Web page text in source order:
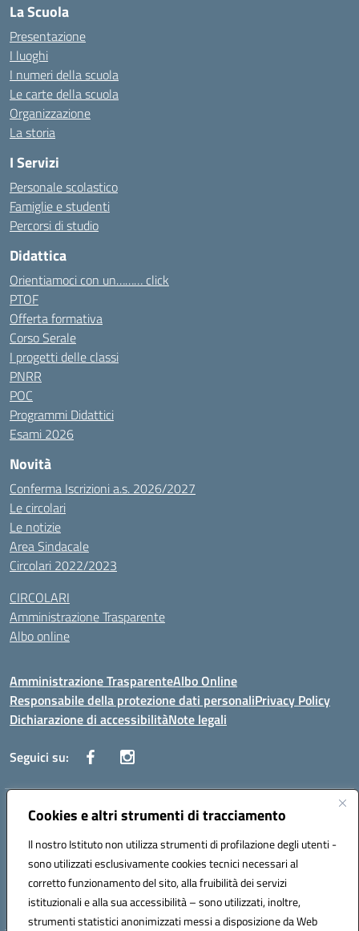
Cookies e altri strumenti di tracciamento
Il nostro Istituto non utilizza strumenti di profilazione degli utenti -
sono utilizzati esclusivamente cookies tecnici necessari al
corretto funzionamento del sito, alla fruibilità dei servizi
istituzionali e alla sua accessibilità – sono utilizzati, inoltre,
strumenti statistici anonimizzati messi a disposizione da Web
La Scuola
Presentazione
I luoghi
I numeri della scuola
Le carte della scuola
Organizzazione
La storia
I Servizi
Personale scolastico
Famiglie e studenti
Percorsi di studio
Didattica
Orientiamoci con un……… click
PTOF
Offerta formativa
Corso Serale
I progetti delle classi
PNRR
POC
Programmi Didattici
Esami 2026
Novità
Conferma Iscrizioni a.s. 2026/2027
Le circolari
Le notizie
Area Sindacale
Circolari 2022/2023
CIRCOLARI
Amministrazione Trasparente
Albo online
Amministrazione TrasparenteAlbo Online
Responsabile della protezione dati personaliPrivacy Policy
Dichiarazione di accessibilitàNote legali
Seguici su:
Indirizzo:Corso Vittorio Emanuele, 27 90133 - Palermo
Posta elettronica certificata (PEC):pais03600r@pec.istruzione.it
Codice fiscale: 97308550827
Codice meccanografico: PAIS03600R